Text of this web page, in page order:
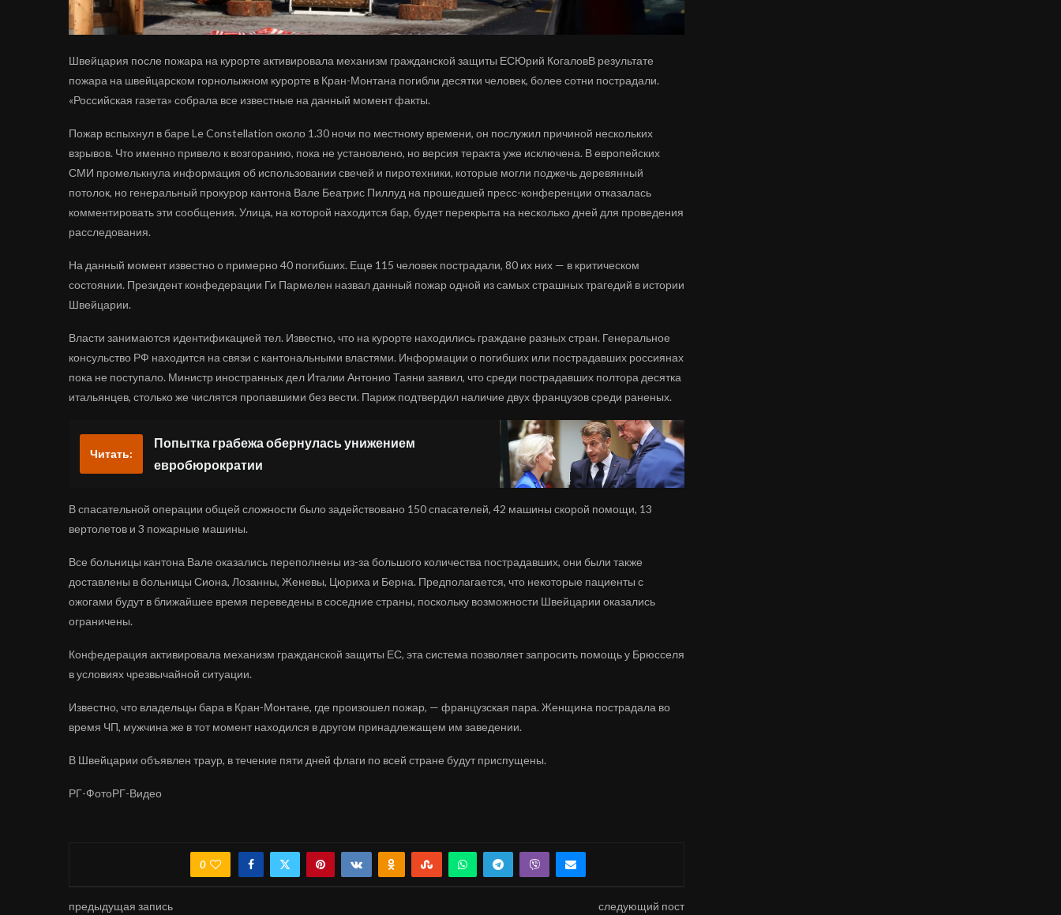
Швейцария после пожара на курорте активировала механизм гражданской защиты ЕСЮрий КогаловВ результате
пожара на швейцарском горнолыжном курорте в Кран-Монтана погибли десятки человек, более сотни пострадали.
«Российская газета» собрала все известные на данный момент факты.
Пожар вспыхнул в баре Le Constellation около 1.30 ночи по местному времени, он послужил причиной нескольких
взрывов. Что именно привело к возгоранию, пока не установлено, но версия теракта уже исключена. В европейских
СМИ промелькнула информация об использовании свечей и пиротехники, которые могли поджечь деревянный
потолок, но генеральный прокурор кантона Вале Беатрис Пиллуд на прошедшей пресс-конференции отказалась
комментировать эти сообщения. Улица, на которой находится бар, будет перекрыта на несколько дней для проведения
расследования.
На данный момент известно о примерно 40 погибших. Еще 115 человек пострадали, 80 их них — в критическом
состоянии. Президент конфедерации Ги Пармелен назвал данный пожар одной из самых страшных трагедий в истории
Швейцарии.
Власти занимаются идентификацией тел. Известно, что на курорте находились граждане разных стран. Генеральное
консульство РФ находится на связи с кантональными властями. Информации о погибших или пострадавших россиянах
пока не поступало. Министр иностранных дел Италии Антонио Таяни заявил, что среди пострадавших полтора десятка
итальянцев, столько же числятся пропавшими без вести. Париж подтвердил наличие двух французов среди раненых.
Читать:
Попытка грабежа обернулась унижением
евробюрократии
В спасательной операции общей сложности было задействовано 150 спасателей, 42 машины скорой помощи, 13
вертолетов и 3 пожарные машины.
Все больницы кантона Вале оказались переполнены из-за большого количества пострадавших, они были также
доставлены в больницы Сиона, Лозанны, Женевы, Цюриха и Берна. Предполагается, что некоторые пациенты с
ожогами будут в ближайшее время переведены в соседние страны, поскольку возможности Швейцарии оказались
ограничены.
Конфедерация активировала механизм гражданской защиты ЕС, эта система позволяет запросить помощь у Брюсселя
в условиях чрезвычайной ситуации.
Известно, что владельцы бара в Кран-Монтане, где произошел пожар, — французская пара. Женщина пострадала во
время ЧП, мужчина же в тот момент находился в другом принадлежащем им заведении.
В Швейцарии объявлен траур, в течение пяти дней флаги по всей стране будут приспущены.
РГ-ФотоРГ-Видео
0
предыдущая запись следующий пост